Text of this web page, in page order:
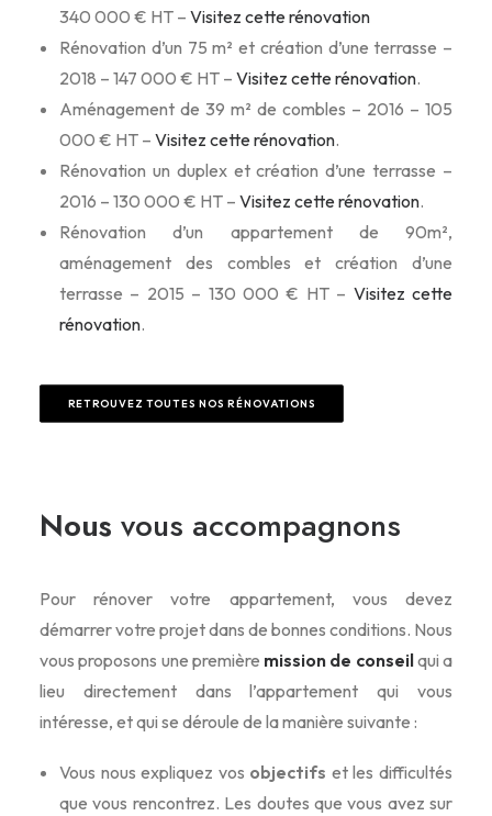
340 000 € HT – Visitez cette rénovation
Rénovation d’un 75 m² et création d’une terrasse –
2018 – 147 000 € HT – Visitez cette rénovation.
Aménagement de 39 m² de combles – 2016 – 105
000 € HT – Visitez cette rénovation.
Rénovation un duplex et création d’une terrasse –
2016 – 130 000 € HT – Visitez cette rénovation.
Rénovation d’un appartement de 90m²,
aménagement des combles et création d’une
terrasse – 2015 – 130 000 € HT – Visitez cette
rénovation.
RETROUVEZ TOUTES NOS RÉNOVATIONS
Nous vous accompagnons
Pour rénover votre appartement, vous devez
démarrer votre projet dans de bonnes conditions. Nous
vous proposons une première mission de conseilqui a
lieu directement dans l’appartement qui vous
intéresse, et qui se déroule de la manière suivante :
Vous nous expliquez vos objectifs et les difficultés
que vous rencontrez. Les doutes que vous avez sur